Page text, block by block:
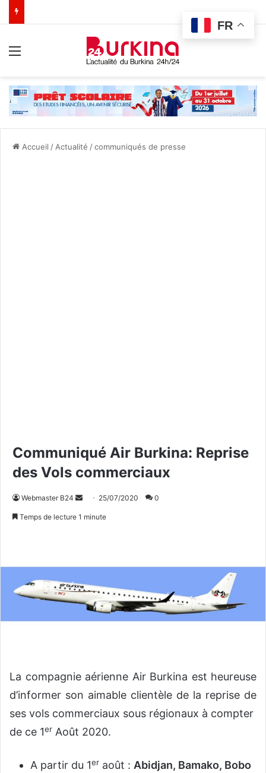
Accueil / Actualité /communiqués de presse
Communiqué Air Burkina: Reprise
des Vols commerciaux
Webmaster B24
e
r
u
n
i
e
25/07/2020 0
Temps de lecture 1 minute
La compagnie aérienne Air Burkina est heureuse
d’informer son aimable clientèle de la reprise de
ses vols commerciaux sous régionaux à compter
de ce 1er Août 2020.
A partir du 1er août : Abidjan, Bamako, Bobo
FR